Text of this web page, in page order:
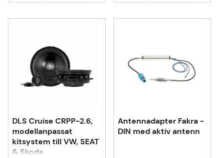
DLS Cruise CRPP-2.6,
modellanpassat
kitsystem till VW, SEAT
& Skoda
Antennadapter Fakra -
DIN med aktiv antenn